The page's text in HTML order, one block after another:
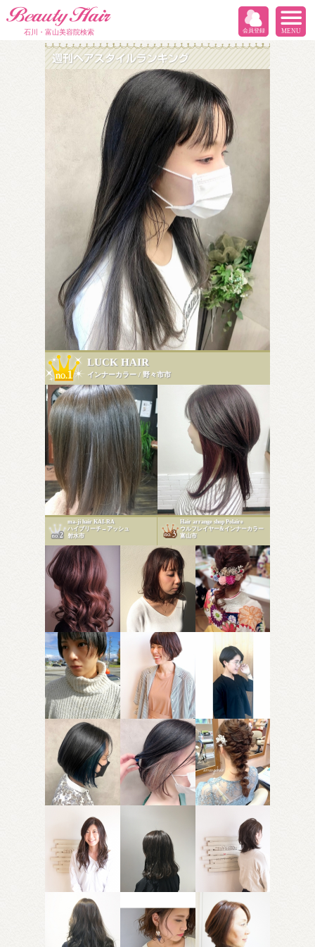
石川・富山美容院検索 MENU
会員登録
LUCK HAIR
インナーカラー / 野々市市
ma-ji hair KAI-RA
ハイブリーチ→アッシュ
射水市
Hair arrange shop Polaire
ウルフレイヤー&インナーカラー
富山市